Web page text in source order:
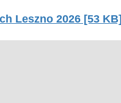
Leszno 2026 [53 KB]